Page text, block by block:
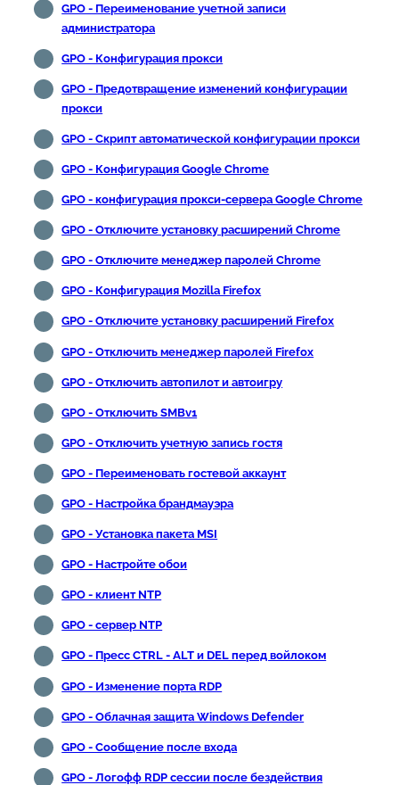
GPO - Переименование учетной записи
администратора
GPO - Конфигурация прокси
GPO - Предотвращение изменений конфигурации
прокси
GPO - Скрипт автоматической конфигурации прокси
GPO - Конфигурация Google Chrome
GPO - конфигурация прокси-сервера Google Chrome
GPO - Отключите установку расширений Chrome
GPO - Отключите менеджер паролей Chrome
GPO - Конфигурация Mozilla Firefox
GPO - Отключите установку расширений Firefox
GPO - Отключить менеджер паролей Firefox
GPO - Отключить автопилот и автоигру
GPO - Отключить SMBv1
GPO - Отключить учетную запись гостя
GPO - Переименовать гостевой аккаунт
GPO - Настройка брандмауэра
GPO - Установка пакета MSI
GPO - Настройте обои
GPO - клиент NTP
GPO - сервер NTP
GPO - Пресс CTRL - ALT и DEL перед войлоком
GPO - Изменение порта RDP
GPO - Облачная защита Windows Defender
GPO - Сообщение после входа
GPO - Логофф RDP сессии после бездействия